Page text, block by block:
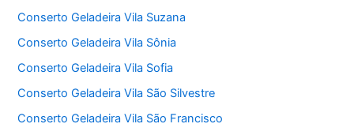
Conserto Geladeira Vila Suzana
Conserto Geladeira Vila Sônia
Conserto Geladeira Vila Sofia
Conserto Geladeira Vila São Silvestre
Conserto Geladeira Vila São Francisco